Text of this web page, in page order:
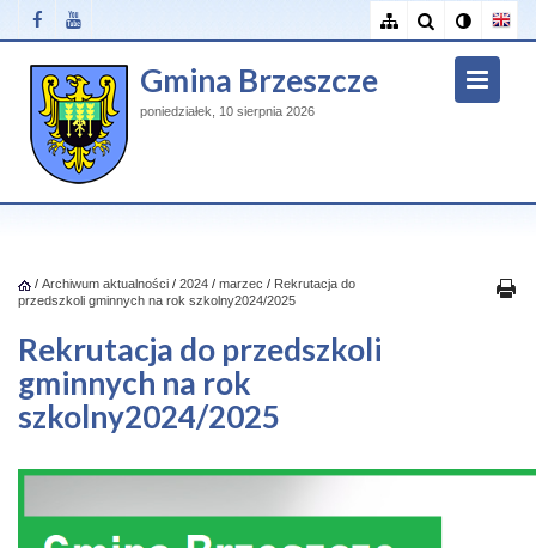
Gmina Brzeszcze
poniedziałek, 10 sierpnia 2026
/ Archiwum aktualności / 2024 / marzec / Rekrutacja do
przedszkoli gminnych na rok szkolny2024/2025
Rekrutacja do przedszkoli
gminnych na rok
szkolny2024/2025